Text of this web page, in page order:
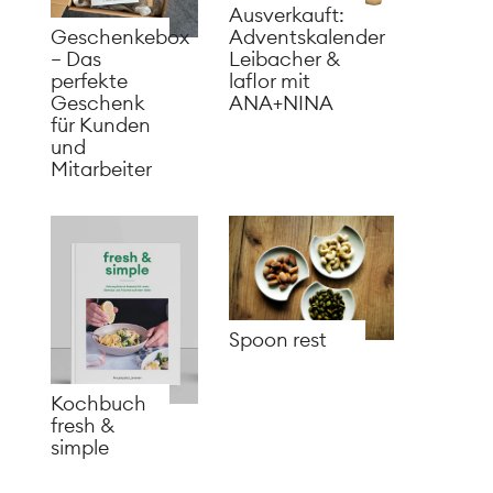
Geschenkebox
– Das
perfekte
Geschenk
für Kunden
und
Mitarbeiter
Ausverkauft:
Adventskalender
Leibacher &
laflor mit
ANA+NINA
Kochbuch
fresh &
simple
Spoon rest